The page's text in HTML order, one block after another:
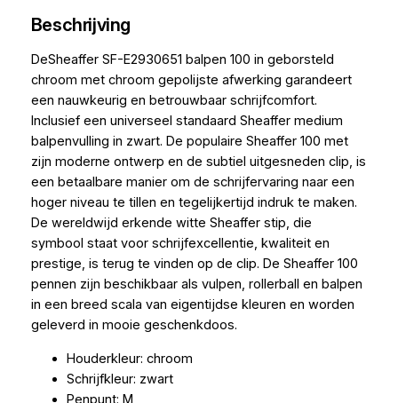
Beschrijving
DeSheaffer SF-E2930651 balpen 100 in geborsteld
chroom met chroom gepolijste afwerking garandeert
een nauwkeurig en betrouwbaar schrijfcomfort.
Inclusief een universeel standaard Sheaffer medium
balpenvulling in zwart. De populaire Sheaffer 100 met
zijn moderne ontwerp en de subtiel uitgesneden clip, is
een betaalbare manier om de schrijfervaring naar een
hoger niveau te tillen en tegelijkertijd indruk te maken.
De wereldwijd erkende witte Sheaffer stip, die
symbool staat voor schrijfexcellentie, kwaliteit en
prestige, is terug te vinden op de clip. De Sheaffer 100
pennen zijn beschikbaar als vulpen, rollerball en balpen
in een breed scala van eigentijdse kleuren en worden
geleverd in mooie geschenkdoos.
Houderkleur: chroom
Schrijfkleur: zwart
Penpunt: M